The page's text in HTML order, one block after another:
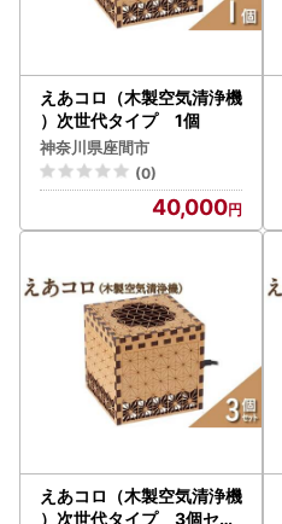
えあコロ（木製空気清浄機
）次世代タイプ 1個
神奈川県座間市
(0)
40,000
えあコロ（木製空気清浄機
）次世代タイプ 3個セッ